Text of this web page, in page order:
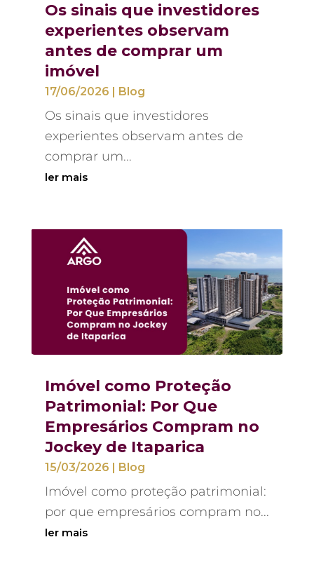
Os sinais que investidores
experientes observam
antes de comprar um
imóvel
17/06/2026 | Blog
Os sinais que investidores
experientes observam antes de
comprar um...
ler mais
Imóvel como Proteção
Patrimonial: Por Que
Empresários Compram no
Jockey de Itaparica
15/03/2026 Blog
Imóvel como proteção patrimonial:
por que empresários compram no...
ler mais